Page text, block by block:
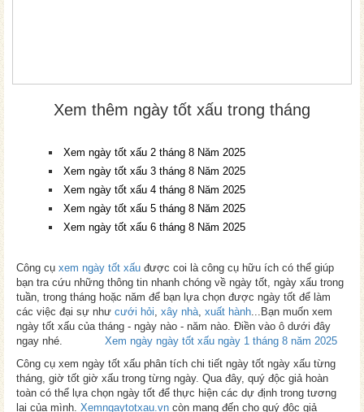
Xem thêm ngày tốt xấu trong tháng
Xem ngày tốt xấu 2 tháng 8 Năm 2025
Xem ngày tốt xấu 3 tháng 8 Năm 2025
Xem ngày tốt xấu 4 tháng 8 Năm 2025
Xem ngày tốt xấu 5 tháng 8 Năm 2025
Xem ngày tốt xấu 6 tháng 8 Năm 2025
Công cụ xem ngày tốt xấu được coi là công cụ hữu ích có thể giúp
bạn tra cứu những thông tin nhanh chóng về ngày tốt, ngày xấu trong
tuần, trong tháng hoặc năm để bạn lựa chọn được ngày tốt để làm
các việc đại sự như cưới hỏi, xây nhà, xuất hành...Bạn muốn xem
ngày tốt xấu của tháng - ngày nào - năm nào. Điền vào ô dưới đây
ngay nhé.
Xem ngày ngày tốt xấu ngày 1 tháng 8 năm 2025
Công cụ xem ngày tốt xấu phân tích chi tiết ngày tốt ngày xấu từng
tháng, giờ tốt giờ xấu trong từng ngày. Qua đây, quý độc giả hoàn
toàn có thể lựa chọn ngày tốt để thực hiện các dự định trong tương
lai của mình. Xemngaytotxau.vn còn mang đến cho quý độc giả